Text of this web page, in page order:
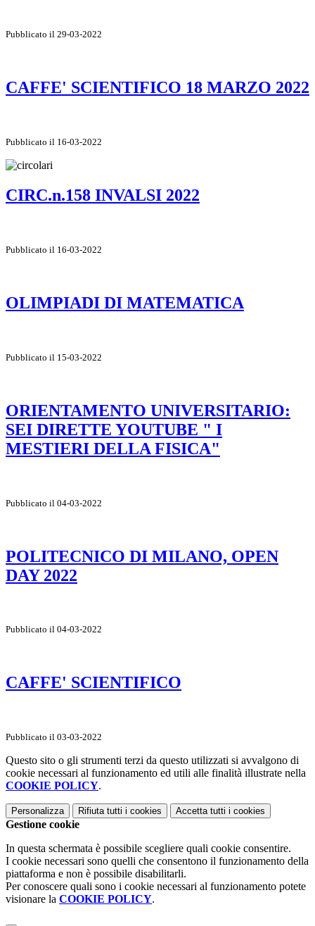
Pubblicato il 29-03-2022
CAFFE' SCIENTIFICO 18 MARZO 2022
Pubblicato il 16-03-2022
CIRC.n.158 INVALSI 2022
Pubblicato il 16-03-2022
OLIMPIADI DI MATEMATICA
Pubblicato il 15-03-2022
ORIENTAMENTO UNIVERSITARIO:
SEI DIRETTE YOUTUBE " I
MESTIERI DELLA FISICA"
Pubblicato il 04-03-2022
POLITECNICO DI MILANO, OPEN
DAY 2022
Pubblicato il 04-03-2022
CAFFE' SCIENTIFICO
Pubblicato il 03-03-2022
Questo sito o gli strumenti terzi da questo utilizzati si avvalgono di
cookie necessari al funzionamento ed utili alle finalità illustrate nella
COOKIE POLICY.
Personalizza Rifiuta tutti i cookies Accetta tutti i cookies
Gestione cookie
In questa schermata è possibile scegliere quali cookie consentire.
I cookie necessari sono quelli che consentono il funzionamento della
piattaforma e non è possibile disabilitarli.
Per conoscere quali sono i cookie necessari al funzionamento potete
visionare la COOKIE POLICY.